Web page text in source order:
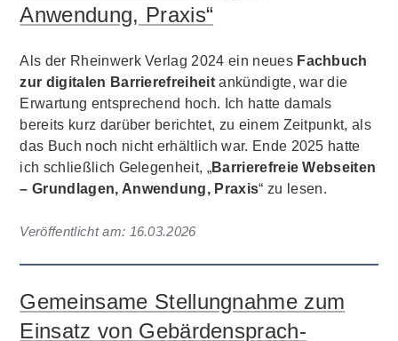
Anwendung, Praxis“
Als der Rheinwerk Verlag 2024 ein neues Fachbuch
zur digitalen Barrierefreiheit ankündigte, war die
Erwartung entsprechend hoch. Ich hatte damals
bereits kurz darüber berichtet, zu einem Zeitpunkt, als
das Buch noch nicht erhältlich war. Ende 2025 hatte
ich schließlich Gelegenheit, „Barrierefreie Webseiten
– Grundlagen, Anwendung, Praxis“ zu lesen.
Veröffentlicht am: 16.03.2026
Gemeinsame Stellungnahme zum
Einsatz von Gebärdensprach-